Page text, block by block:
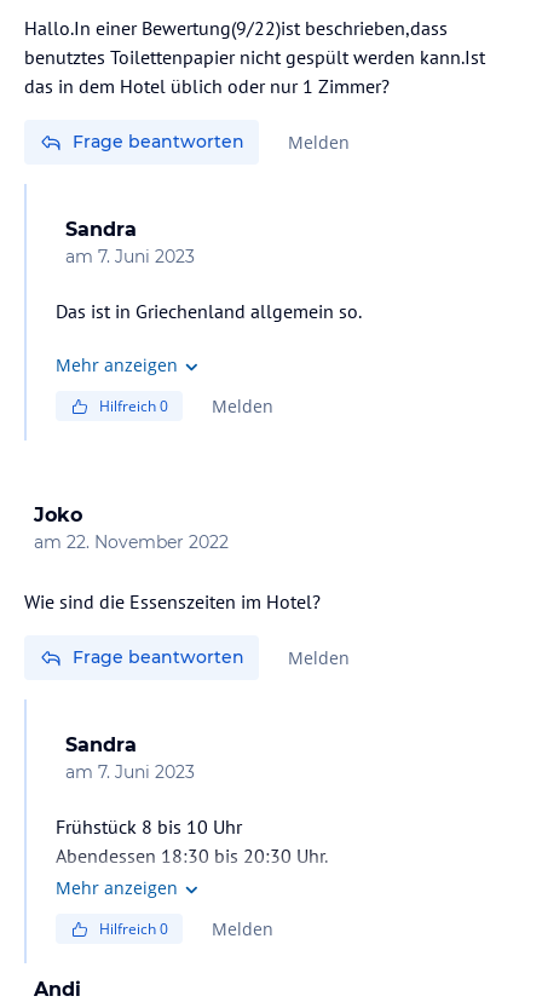
Hallo.In einer Bewertung(9/22)ist beschrieben,dass
benutztes Toilettenpapier nicht gespült werden kann.Ist
das in dem Hotel üblich oder nur 1 Zimmer?
Frage beantworten Melden
Sandra
am 7. Juni 2023
Das ist in Griechenland allgemein so.
Mehr anzeigen
Hilfreich0 Melden
Joko
am 22. November 2022
Wie sind die Essenszeiten im Hotel?
Frage beantworten Melden
Sandra
am 7. Juni 2023
Frühstück 8 bis 10 Uhr
Abendessen 18:30 bis 20:30 Uhr.
Mehr anzeigen
Hilfreich0 Melden
Andi